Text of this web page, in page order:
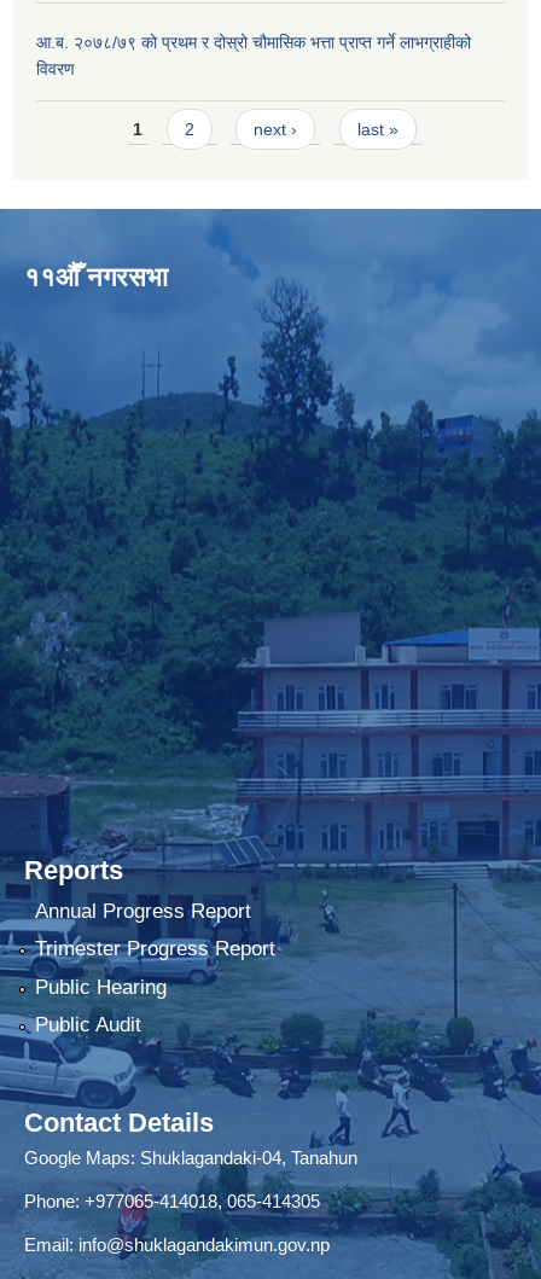
आ.ब. २०७८/७९ को प्रथम र दोस्रो चौमासिक भत्ता प्राप्त गर्ने लाभग्राहीको
विवरण
Pages1 2 next › last »
११औँ नगरसभा
Reports
Annual Progress Report
Trimester Progress Report
Public Hearing
Public Audit
Contact Details
Google Maps: Shuklagandaki-04, Tanahun
Phone: +977065-414018,065-414305
Email: info@shuklagandakimun.gov.np